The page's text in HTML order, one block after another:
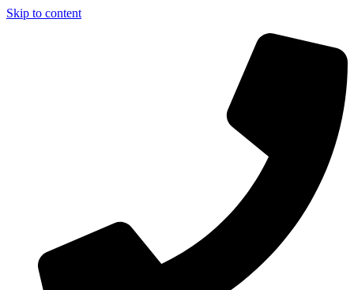
Skip to content